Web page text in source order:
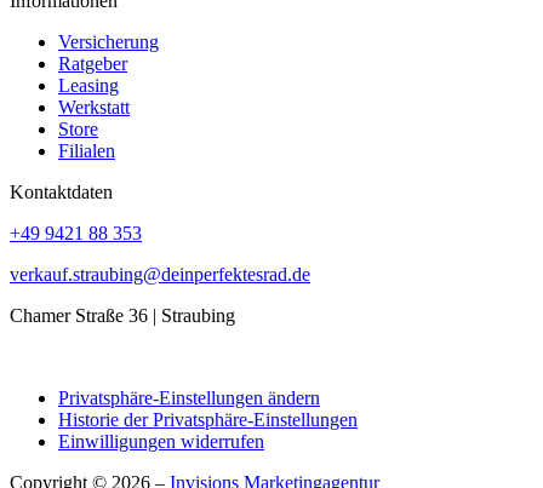
Versicherung
Ratgeber
Leasing
Werkstatt
Store
Filialen
Kontaktdaten
+49 9421 88 353
verkauf.straubing@deinperfektesrad.de
Chamer Straße 36 | Straubing
Privatsphäre-Einstellungen ändern
Historie der Privatsphäre-Einstellungen
Einwilligungen widerrufen
Copyright © 2026 – Invisions Marketingagentur